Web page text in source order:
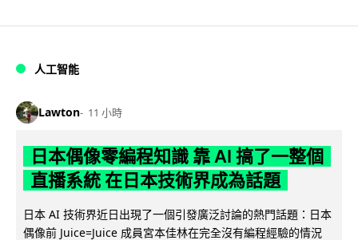
人工智能
Lawton 11 小時
日本偶像零編程知識 靠 AI 搞了一整個
直播系統 在日本技術界成為話題
日本 AI 技術界近日出現了一個引發廣泛討論的熱門話題：日本
偶像前 Juice=Juice 成員宮本佳林在完全沒有編程經驗的情況